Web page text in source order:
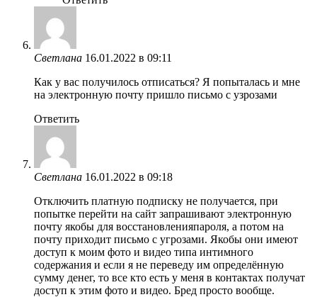
Светлана 16.01.2022 в 09:11
Как у вас получилось отписаться? Я попыталась и мне
на электронную почту пришло письмо с узрозами
Ответить
Светлана 16.01.2022 в 09:18
Отключить платную подписку не получается, при
попытке перейти на сайт запрашивают электронную
почту якобы для восстановленияпароля, а потом на
почту приходит письмо с угрозами. Якобы они имеют
доступ к моим фото и видео типа интимного
содержания и если я не переведу им определённую
сумму денег, то все кто есть у меня в контактах получат
доступ к этим фото и видео. Бред просто вообще.